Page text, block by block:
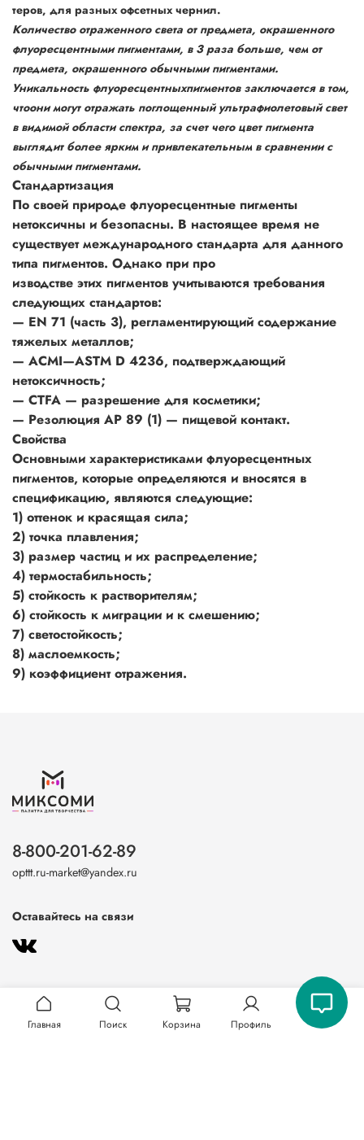
теров, для разных офсетных чернил.
Количество отраженного света от предмета, окрашенного
флуоресцентными пигментами, в 3 раза больше, чем от
предмета, окрашенного обычными пигментами.
Уникальность флуоресцентныхпигментов заключается в том,
чтоони могут отражать поглощенный ультрафиолетовый свет
в видимой области спектра, за счет чего цвет пигмента
выглядит более ярким и привлекательным в сравнении с
обычными пигментами.
Стандартизация
По своей природе флуоресцентные пигменты
нетоксичны и безопасны. В настоящее время не
существует международного стандарта для данного
типа пигментов. Однако при про
изводстве этих пигментов учитываются требования
следующих стандартов:
— EN 71 (часть 3), регламентирующий содержание
тяжелых металлов;
— ACMI—ASTM D 4236, подтверждающий
нетоксичность;
— CTFA — разрешение для косметики;
— Резолюция АР 89 (1) — пищевой контакт.
Свойства
Основными характеристиками флуоресцентных
пигментов, которые определяются и вносятся в
спецификацию, являются следующие:
1) оттенок и красящая сила;
2) точка плавления;
3) размер частиц и их распределение;
4) термостабильность;
5) стойкость к растворителям;
6) стойкость к миграции и к смешению;
7) светостойкость;
8) маслоемкость;
9) коэффициент отражения.
8-800-201-62-89
opttt.ru-market@yandex.ru
Оставайтесь на связи
Главная Поиск Корзина Профиль